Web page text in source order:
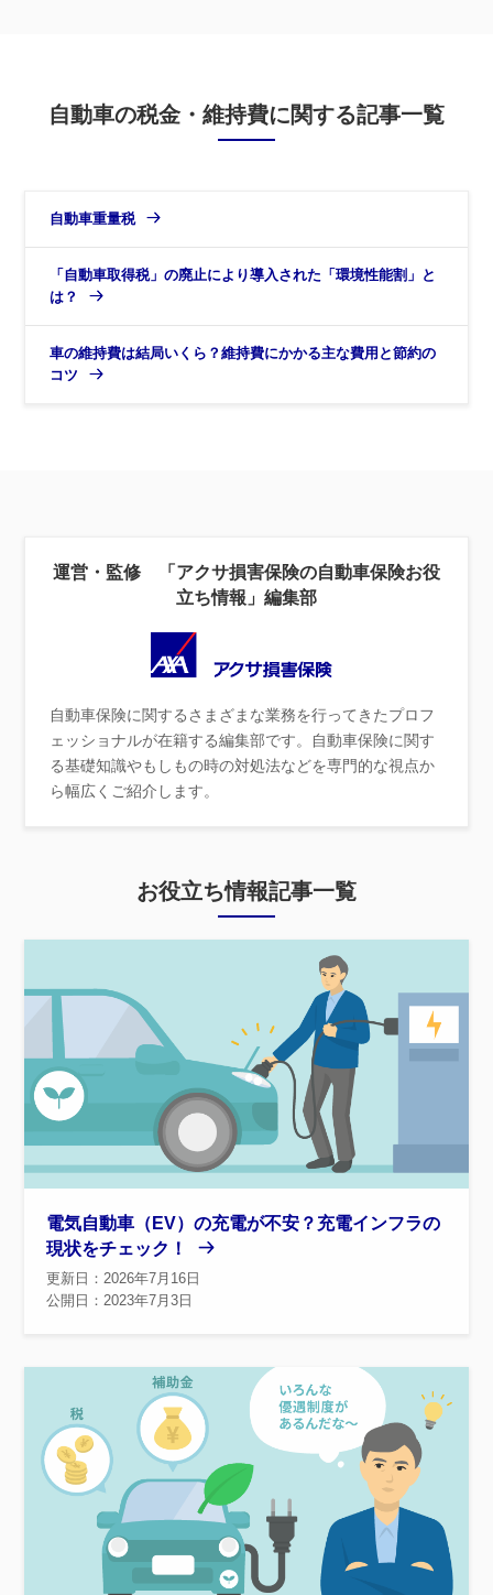
自動車の税金・維持費に関する記事一覧
自動車重量税
「自動車取得税」の廃止により導入された「環境性能割」と
は？
車の維持費は結局いくら？維持費にかかる主な費用と節約の
コツ
運営・監修 「アクサ損害保険の自動車保険お役
立ち情報」編集部
自動車保険に関するさまざまな業務を行ってきたプロフ
ェッショナルが在籍する編集部です。自動車保険に関す
る基礎知識やもしもの時の対処法などを専門的な視点か
ら幅広くご紹介します。
お役立ち情報記事一覧
電気自動車（EV）の充電が不安？充電インフラの
現状をチェック！
更新日：2026年7月16日
公開日：2023年7月3日